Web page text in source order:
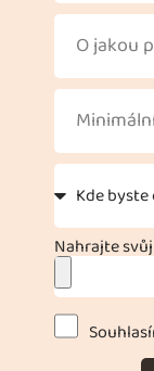
Nahrajte